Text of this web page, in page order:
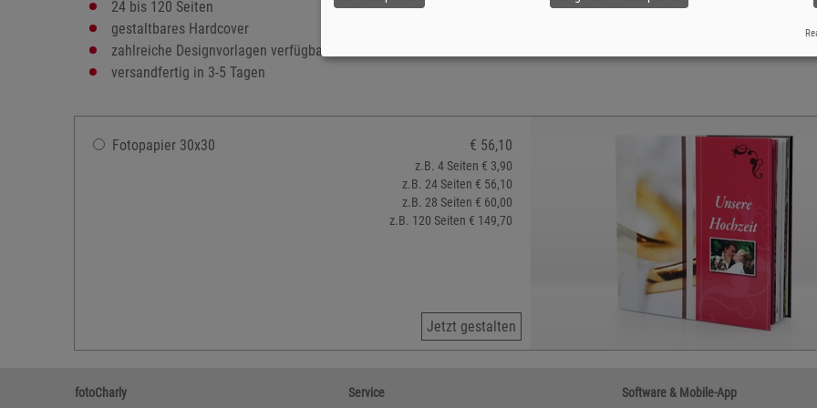
24 bis 120 Seiten
gestaltbares Hardcover
zahlreiche Designvorlagen verfügbar
versandfertig in 3-5 Tagen
Fotopapier 30x30 € 56,10
z.B. 4 Seiten € 3,90
z.B. 24 Seiten € 56,10
z.B. 28 Seiten € 60,00
z.B. 120 Seiten € 149,70
Jetzt gestalten
fotoCharly Service Software & Mobile-App